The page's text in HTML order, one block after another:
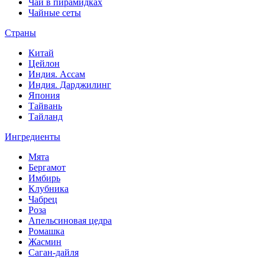
Чай в пирамидках
Чайные сеты
Страны
Китай
Цейлон
Индия. Ассам
Индия. Дарджилинг
Япония
Тайвань
Тайланд
Ингредиенты
Мята
Бергамот
Имбирь
Клубника
Чабрец
Роза
Апельсиновая цедра
Ромашка
Жасмин
Саган-дайля